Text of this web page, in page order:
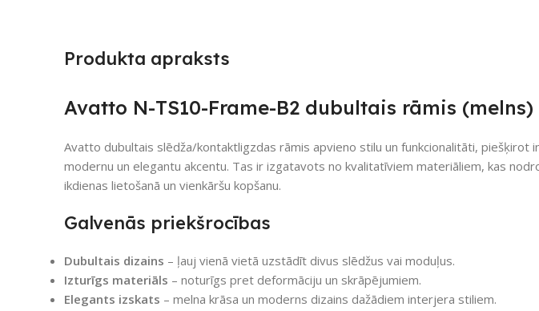
Produkta apraksts
Avatto N-TS10-Frame-B2 dubultais rāmis (melns)
Avatto dubultais slēdža/kontaktligzdas rāmis apvieno stilu un funkcionalitāti, piešķirot
modernu un elegantu akcentu. Tas ir izgatavots no kvalitatīviem materiāliem, kas
ikdienas lietošanā un vienkāršu kopšanu.
Galvenās priekšrocības
Dubultais dizains – ļauj vienā vietā uzstādīt divus slēdžus vai moduļus.
Izturīgs materiāls – noturīgs pret deformāciju un skrāpējumiem.
Elegants izskats – melna krāsa un moderns dizains dažādiem interjera stiliem.